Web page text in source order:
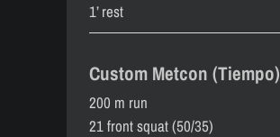
1’ rest
Custom Metcon (Tiempo)
200 m run
21 front squat (50/35)